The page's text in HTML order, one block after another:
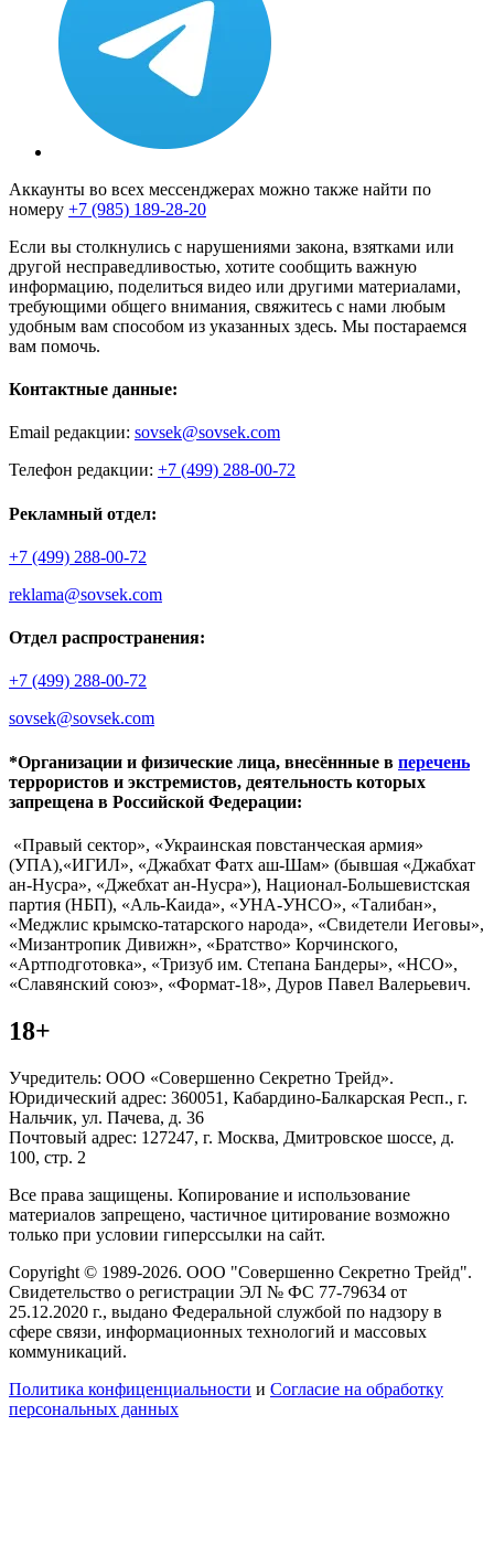
Аккаунты во всех мессенджерах можно также найти по
номеру +7 (985) 189-28-20
Если вы столкнулись с нарушениями закона, взятками или
другой несправедливостью, хотите сообщить важную
информацию, поделиться видео или другими материалами,
требующими общего внимания, свяжитесь с нами любым
удобным вам способом из указанных здесь. Мы постараемся
вам помочь.
Контактные данные:
Email редакции: sovsek@sovsek.com
Телефон редакции: +7 (499) 288-00-72
Рекламный отдел:
+7 (499) 288-00-72
reklama@sovsek.com
Отдел распространения:
+7 (499) 288-00-72
sovsek@sovsek.com
*Организации и физические лица, внесённные в перечень
террористов и экстремистов, деятельность которых
запрещена в Российской Федерации:
«Правый сектор», «Украинская повстанческая армия»
(УПА),«ИГИЛ», «Джабхат Фатх аш-Шам» (бывшая «Джабхат
ан-Нусра», «Джебхат ан-Нусра»), Национал-Большевистская
партия (НБП), «Аль-Каида», «УНА-УНСО», «Талибан»,
«Меджлис крымско-татарского народа», «Свидетели Иеговы»,
«Мизантропик Дивижн», «Братство» Корчинского,
«Артподготовка», «Тризуб им. Степана Бандеры», «НСО»,
«Славянский союз», «Формат-18», Дуров Павел Валерьевич.
18+
Учредитель: ООО «Совершенно Секретно Трейд».
Юридический адрес: 360051, Кабардино-Балкарская Респ., г.
Нальчик, ул. Пачева, д. 36
Почтовый адрес: 127247, г. Москва, Дмитровское шоссе, д.
100, стр. 2
Все права защищены. Копирование и использование
материалов запрещено, частичное цитирование возможно
только при условии гиперссылки на сайт.
Copyright © 1989-2026. ООО "Совершенно Секретно Трейд".
Свидетельство о регистрации ЭЛ № ФС 77-79634 от
25.12.2020 г., выдано Федеральной службой по надзору в
сфере связи, информационных технологий и массовых
коммуникаций.
Политика конфиценциальности и Согласие на обработку
персональных данных